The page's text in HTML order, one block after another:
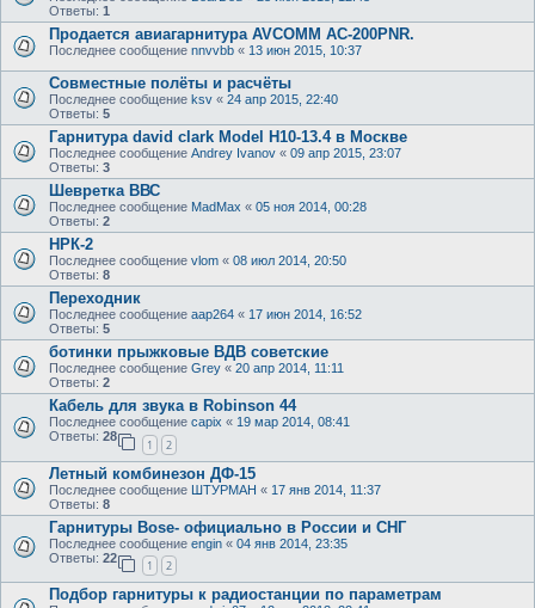
Ответы: 1
Продается авиагарнитура AVCOMM AC-200PNR.
Последнее сообщение nnvvbb « 13 июн 2015, 10:37
Совместные полёты и расчёты
Последнее сообщение ksv « 24 апр 2015, 22:40
Ответы: 5
Гарнитура david clark Model H10-13.4 в Москве
Последнее сообщение Andrey Ivanov « 09 апр 2015, 23:07
Ответы: 3
Шевретка ВВС
Последнее сообщение MadMax « 05 ноя 2014, 00:28
Ответы: 2
НРК-2
Последнее сообщение vlom « 08 июл 2014, 20:50
Ответы: 8
Переходник
Последнее сообщение aap264 « 17 июн 2014, 16:52
Ответы: 5
ботинки прыжковые ВДВ советские
Последнее сообщение Grey « 20 апр 2014, 11:11
Ответы: 2
Кабель для звука в Robinson 44
Последнее сообщение capix « 19 мар 2014, 08:41
Ответы: 28
1 2
Летный комбинезон ДФ-15
Последнее сообщение ШТУРМАН « 17 янв 2014, 11:37
Ответы: 8
Гарнитуры Bose- официально в России и СНГ
Последнее сообщение engin « 04 янв 2014, 23:35
Ответы: 22
1 2
Подбор гарнитуры к радиостанции по параметрам